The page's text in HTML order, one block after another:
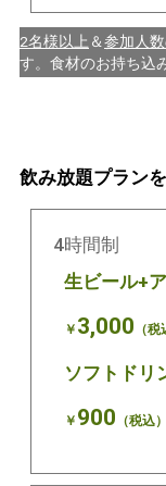
2名様以上 ＆参加人
す。食材のお持ち込
飲み放題プラン
4時間制
生ビール+
￥ 3,000 （税
ソフトドリ
￥ 900 （税込）